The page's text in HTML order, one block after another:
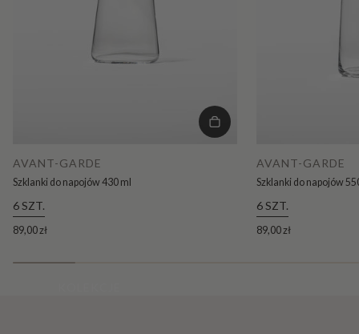
AVANT-GARDE
Szklanki do napojów 430 ml
6 SZT.
89,00 zł
AVANT-GARDE
Szklanki do napojów
6 SZT.
89,00 zł